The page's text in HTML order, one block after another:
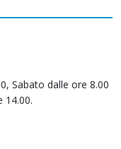
Sabato dalle ore 8.00
14.00.